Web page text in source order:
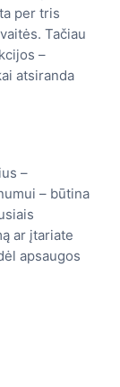
per tris
Tačiau
–
atsiranda
–
– būtina
ar įtariate
apsaugos